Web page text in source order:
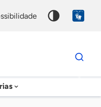
Dados
para
chave